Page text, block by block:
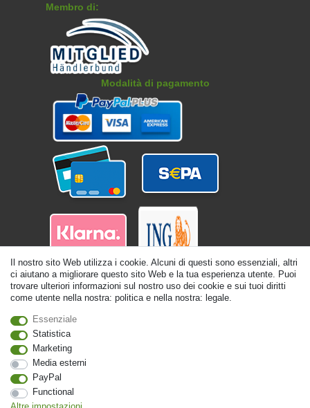
Il nostro sito Web utilizza i cookie. Alcuni di questi sono essenziali, altri
ci aiutano a migliorare questo sito Web e la tua esperienza utente. Puoi
trovare ulteriori informazioni sul nostro uso dei cookie e sui tuoi diritti
come utente nella nostra: politica e nella nostra: legale.
Essenziale
Statistica
Marketing
Media esterni
PayPal
Functional
Membro di:
Modalità di pagamento
© Copyright 2026 | Tutti i diritti riservati. - Tutti i diritti riservati. Prezzi incl.
19% di imposta sul valore aggiunto | prezzi base vedi dettaglio articolo | *Si
applica alle consegne in Italia!
Withdraw from contract here